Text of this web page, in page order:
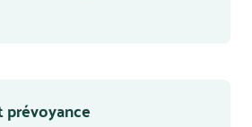
prévoyance